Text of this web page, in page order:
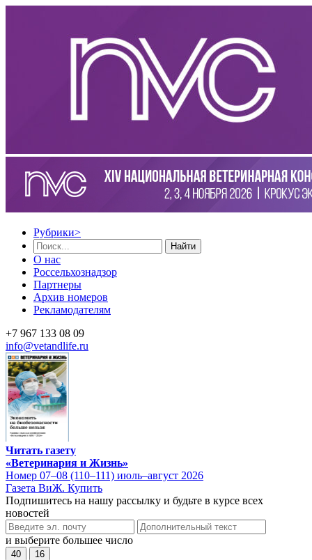
Рубрики>
Найти
О нас
Россельхознадзор
Партнеры
Архив номеров
Рекламодателям
+7 967 133 08 09
info@vetandlife.ru
Читать газету
«Ветеринария и Жизнь»
Номер 07–08 (110–111) июль–август 2026
Газета ВиЖ. Купить
Подпишитесь на нашу рассылку и будьте в курсе всех
новостей
и выберите большее число
40 16